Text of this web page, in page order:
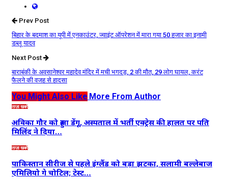
Prev Post
बिहार के बदमाश का यूपी में एनकाउंटर, ज्वाइंट ऑपरेशन में मारा गया 50 हजार का इनामी
डब्लू यादव
Next Post
बाराबंकी के अवसानेश्वर महादेव मंदिर में मची भगदड़, 2 की मौत, 29 लोग घायल, करंट
फैलने की वजह से हादसा
You Might Also Like More From Author
ताज़ा खबरें
अविका गौर को हुआ डेंगू, अस्पताल में भर्ती एक्ट्रेस की हालत पर पति
मिलिंद ने दिया…
ताज़ा खबरें
पाकिस्तान सीरीज से पहले इंग्लैंड को बड़ा झटका, सलामी बल्लेबाज
एमिलियो गे चोटिल; टेस्ट…